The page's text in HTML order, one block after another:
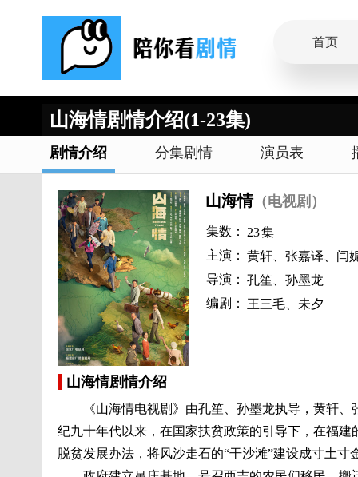
首页
山海情剧情介绍(1-23集)
剧情介绍 分集剧情 演员表
山海情（电视剧）
集数： 23集
主演： 黄轩、张嘉译、闫
导演： 孔笙、孙墨龙
编剧：
王三毛、未夕
山海情剧情介绍
《山海情电视剧》由孔笙、孙墨龙执导，黄轩、
纪九十年代以来，在国家扶贫政策的引导下，在福
脱贫发展办法，将风沙走石的“干沙滩”建设成寸土寸